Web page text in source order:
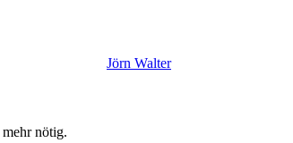
Jörn Walter
nötig.